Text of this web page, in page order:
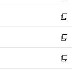
開
く
ウ
で
開
く
ン
ド
ウ
で
開
く
ウ
ィ
ン
ド
ウ
で
開
し
い
ウ
ィ
ン
ド
ウ
新
し
い
ウ
ィ
ン
新
し
い
ウ
新
し